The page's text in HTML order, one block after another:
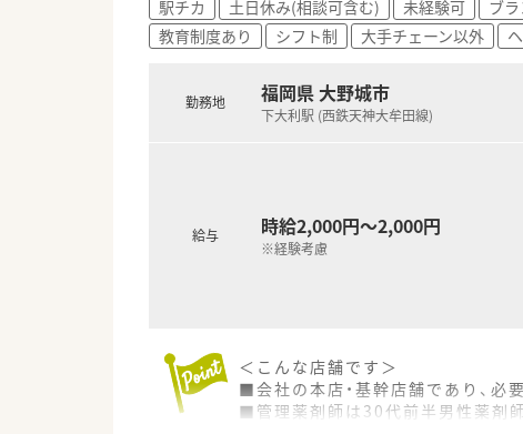
駅チカ 土日休み(相談可含む) 未経験可 ブ
教育制度あり
シフト制 大手チェーン以外
勤務地 福岡県 大野城市
下大利駅 (西鉄天神大牟田線)
給与 時給2,000円～2,000円
※経験考慮
＜こんな店舗です＞
■会社の本店・基幹店舗であり、必
■管理薬剤師は30代前半男性薬剤師